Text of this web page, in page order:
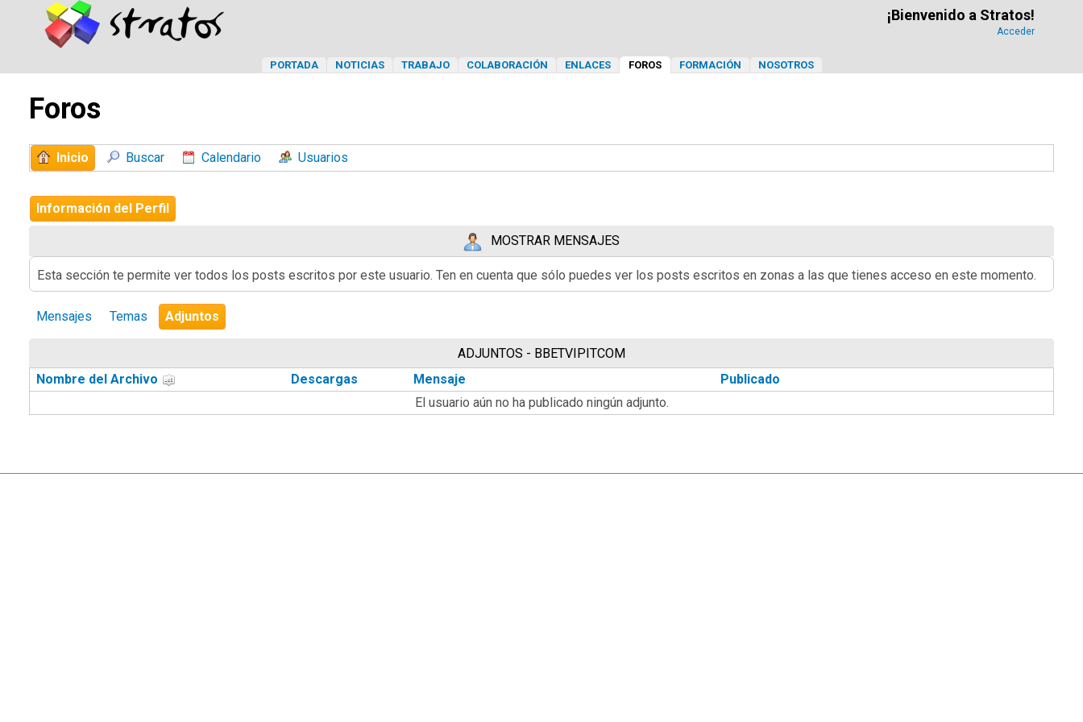
¡Bienvenido a Stratos!
Acceder
PORTADA NOTICIAS TRABAJO COLABORACIÓN ENLACES FOROS FORMACIÓN NOSOTROS
Foros
Inicio Buscar Calendario Usuarios
Información del Perfil
MOSTRAR MENSAJES
Esta sección te permite ver todos los posts escritos por este usuario. Ten en cuenta que sólo puedes ver los posts escritos en zonas a las que tienes acceso en este momento.
Mensajes Temas Adjuntos
ADJUNTOS - BBETVIPITCOM
Nombre del Archivo
Descargas Mensaje
Publicado
El usuario aún no ha publicado ningún adjunto.